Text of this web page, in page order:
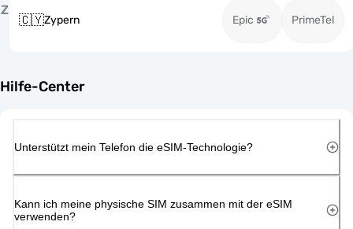
Z
🇨🇾Zypern Epic PrimeTel
Hilfe-Center
Unterstützt mein Telefon die eSIM-Technologie?
Kann ich meine physische SIM zusammen mit der eSIM
verwenden?